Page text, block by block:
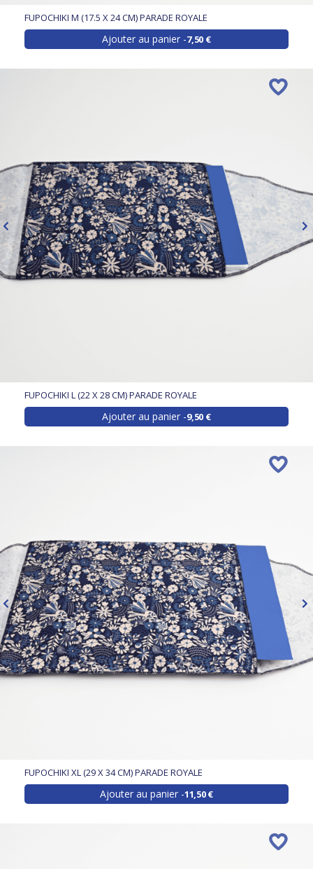
FUPOCHIKI M (17.5 X 24 CM) PARADE ROYALE
Ajouter au panier 7,50 €
FUPOCHIKI L (22 X 28 CM) PARADE ROYALE
Ajouter au panier 9,50 €
FUPOCHIKI XL (29 X 34 CM) PARADE ROYALE
Ajouter au panier 11,50 €